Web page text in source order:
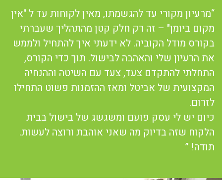
“מרעיון מקורי עד להגשמתו, מאין לקוחות עד ל "אין
מקום ביומן" – זה רק חלק קטן מהתהליך שעברתי
בקורס מודל הקוביה. לא ידעתי איך להתחיל ולממש
את הרעיון שלי והאהבה לבישול. תוך כדי הקורס,
התחלתי להתקדם צעד, צעד עם השיטה וההנחיה
המקצועית של אביטל ומאז ההזמנות פשוט התחילו
לזרום.
כיום יש לי עסק פועם ומשגשג של בישול בבית
הלקוח שזה בדיוק מה שאני אוהבת ורוצה לעשות.
תודה! ”